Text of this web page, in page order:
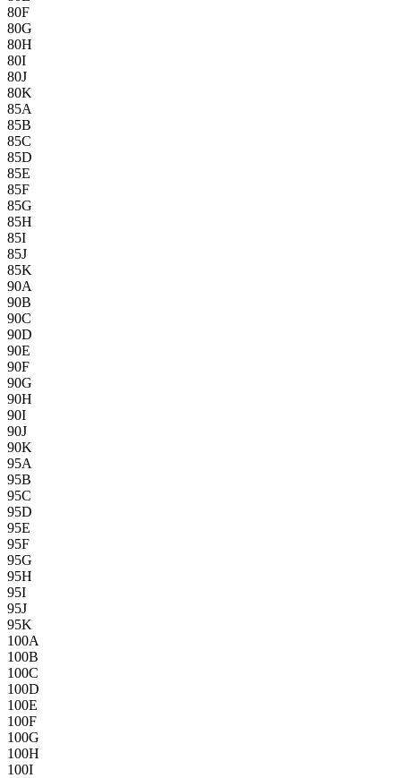
80F
80G
80H
80I
80J
80K
85A
85B
85C
85D
85E
85F
85G
85H
85I
85J
85K
90A
90B
90C
90D
90E
90F
90G
90H
90I
90J
90K
95A
95B
95C
95D
95E
95F
95G
95H
95I
95J
95K
100A
100B
100C
100D
100E
100F
100G
100H
100I